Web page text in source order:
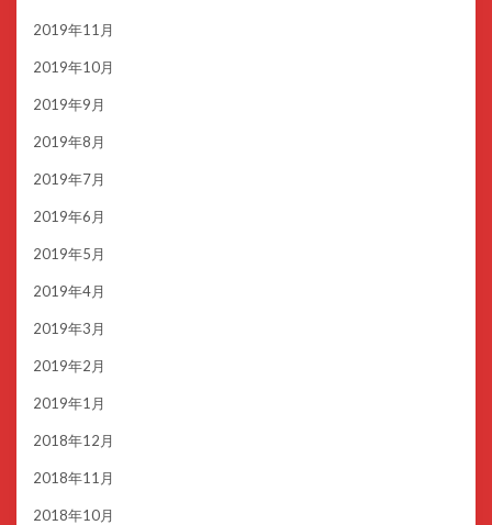
2019年11月
2019年10月
2019年9月
2019年8月
2019年7月
2019年6月
2019年5月
2019年4月
2019年3月
2019年2月
2019年1月
2018年12月
2018年11月
2018年10月